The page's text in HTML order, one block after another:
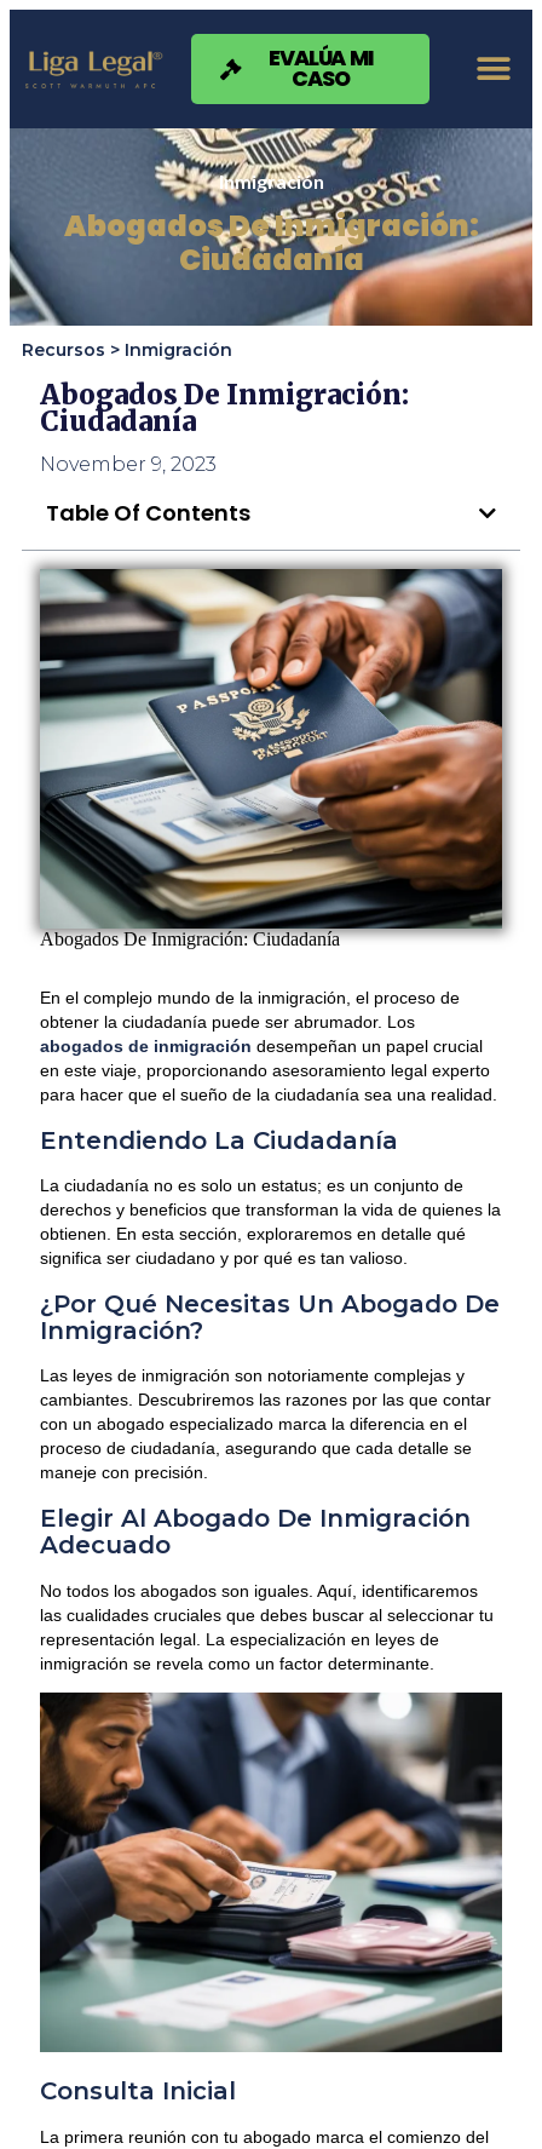
Nota:
sitio
web
EVALÚA MI
CASO
Inmigración
Abogados De Inmigración:
Ciudadanía
Recursos > Inmigración
Abogados De Inmigración:
Ciudadanía
November 9, 2023
Table Of Contents
Abogados De Inmigración: Ciudadanía
En el complejo mundo de la inmigración, el proceso de
obtener la ciudadanía puede ser abrumador. Los
abogados de inmigración desempeñan un papel crucial
en este viaje, proporcionando asesoramiento legal experto
para hacer que el sueño de la ciudadanía sea una realidad.
Entendiendo La Ciudadanía
La ciudadanía no es solo un estatus; es un conjunto de
derechos y beneficios que transforman la vida de quienes la
obtienen. En esta sección, exploraremos en detalle qué
significa ser ciudadano y por qué es tan valioso.
¿Por Qué Necesitas Un Abogado De
Inmigración?
Las leyes de inmigración son notoriamente complejas y
cambiantes. Descubriremos las razones por las que contar
con un abogado especializado marca la diferencia en el
proceso de ciudadanía, asegurando que cada detalle se
maneje con precisión.
Elegir Al Abogado De Inmigración
Adecuado
No todos los abogados son iguales. Aquí, identificaremos
las cualidades cruciales que debes buscar al seleccionar tu
representación legal. La especialización en leyes de
inmigración se revela como un factor determinante.
Consulta Inicial
La primera reunión con tu abogado marca el comienzo del